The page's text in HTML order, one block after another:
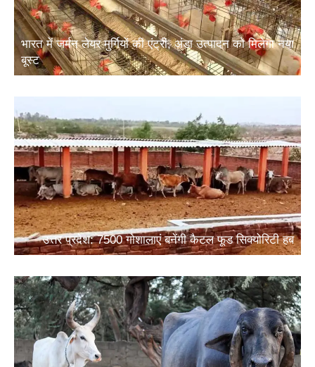
भारत में जर्मन लेयर मुर्गियों की एंट्री, अंडा उत्पादन को मिलेगा नया
बूस्ट
उत्तर प्रदेश: 7500 गोशालाएं बनेंगी कैटल फूड सिक्योरिटी हब